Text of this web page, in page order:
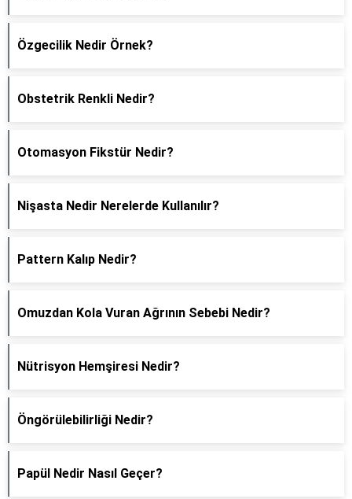
Özgecilik Nedir Örnek?
Obstetrik Renkli Nedir?
Otomasyon Fikstür Nedir?
Nişasta Nedir Nerelerde Kullanılır?
Pattern Kalıp Nedir?
Omuzdan Kola Vuran Ağrının Sebebi Nedir?
Nütrisyon Hemşiresi Nedir?
Öngörülebilirliği Nedir?
Papül Nedir Nasıl Geçer?